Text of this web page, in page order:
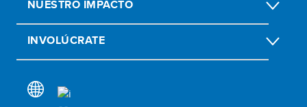
NUESTRO IMPACTO
INVOLÚCRATE